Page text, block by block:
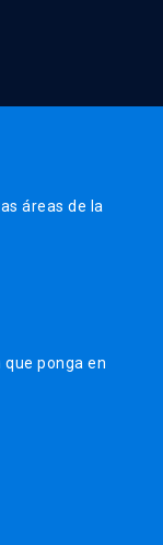
áreas de la
ponga en